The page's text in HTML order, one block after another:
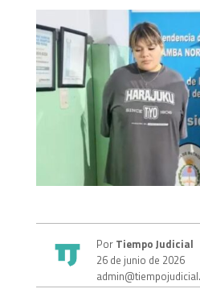
PorTiempo Judicial
26 de junio de 2026